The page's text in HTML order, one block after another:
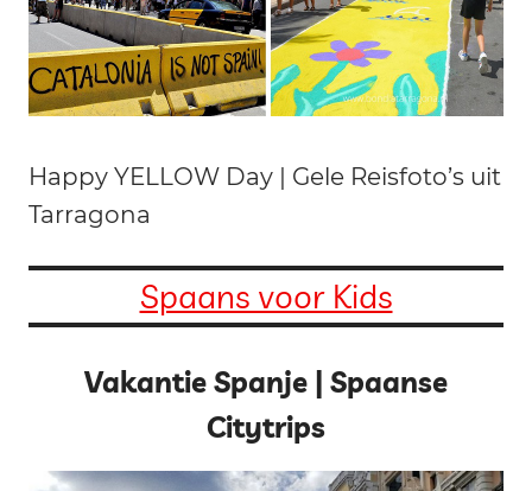
Happy YELLOW Day | Gele Reisfoto’s uit
Tarragona
Spaans voor Kids
Vakantie Spanje | Spaanse
Citytrips